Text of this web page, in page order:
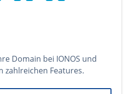
Domain bei IONOS und
zahlreichen Features.